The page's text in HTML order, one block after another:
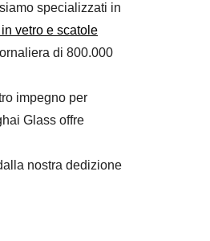
specializzati in
vetro e scatole
di 800.000
impegno per
Glass offre
nostra dedizione